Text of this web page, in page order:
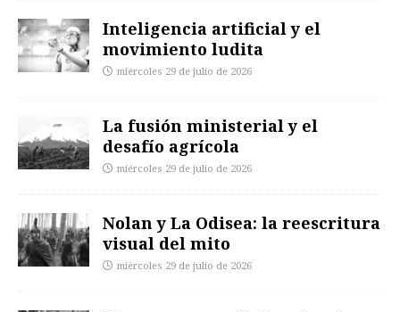
Inteligencia artificial y el
movimiento ludita
miércoles 29 de julio de 2026
La fusión ministerial y el
desafío agrícola
miércoles 29 de julio de 2026
Nolan y La Odisea: la reescritura
visual del mito
miércoles 29 de julio de 2026